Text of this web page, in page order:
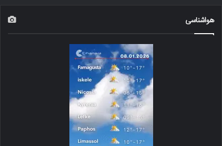
هواشناسی